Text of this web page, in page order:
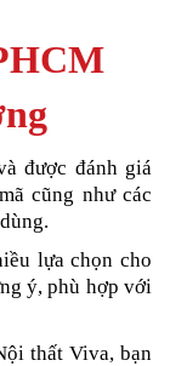
được đánh giá
cũng như các
lựa chọn cho
ý, phù hợp với
thất Viva, bạn